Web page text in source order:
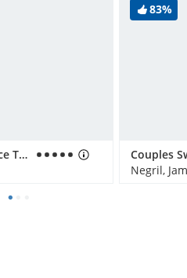
Hotel Riu Palace Tropical Bay
83%
Negril,